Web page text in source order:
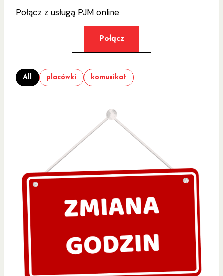
Połącz z usługą PJM online
Połącz
All placówki komunikat